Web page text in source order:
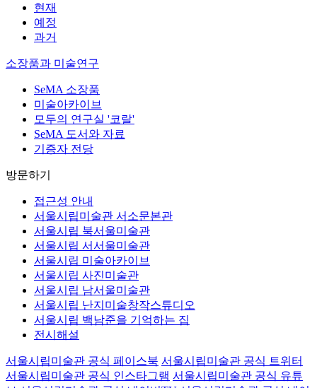
현재
예정
과거
소장품과 미술연구
SeMA 소장품
미술아카이브
모두의 연구실 '코랄'
SeMA 도서와 자료
기증자 전당
방문하기
접근성 안내
서울시립미술관 서소문본관
서울시립 북서울미술관
서울시립 서서울미술관
서울시립 미술아카이브
서울시립 사진미술관
서울시립 남서울미술관
서울시립 난지미술창작스튜디오
서울시립 백남준을 기억하는 집
전시해설
서울시립미술관 공식 페이스북 서울시립미술관 공식 트위터
서울시립미술관 공식 인스타그램 서울시립미술관 공식 유튜